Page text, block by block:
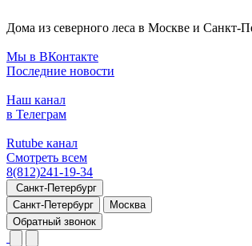
Дома из северного леса в Москве и Санкт-
Мы в ВКонтакте
Последние новости
Наш канал
в Телеграм
Rutube канал
Смотреть всем
8(812)241-19-34
Санкт-Петербург
Санкт-Петербург
Москва
Обратный звонок